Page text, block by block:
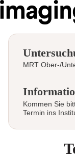
MRT Ober-/
Kommen Sie
Termin ins